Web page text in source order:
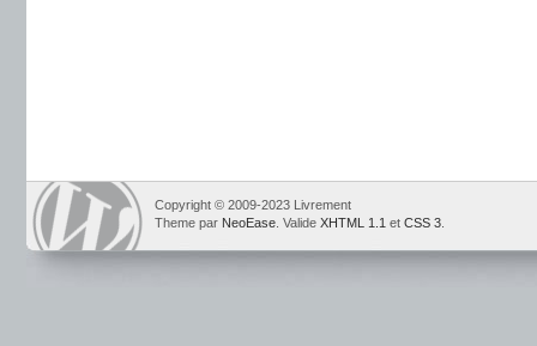
Copyright © 2009-2023 Livrement
Theme par NeoEase . Valide XHTML 1.1 et CSS 3